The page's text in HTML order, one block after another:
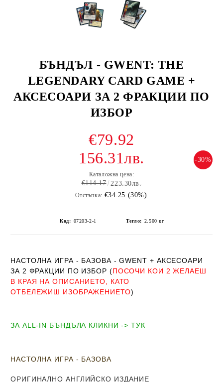
БЪНДЪЛ - GWENT: THE
LEGENDARY CARD GAME +
АКСЕСОАРИ ЗА 2 ФРАКЦИИ ПО
ИЗБОР
-30%
€79.92
156.31лв.
Каталожна цена:
€114.17 223.30лв.
Отстъпка: €34.25 (30%)
Код: 07203-2-1 Тегло: 2.500 кг
НАСТОЛНА ИГРА - БАЗОВА - GWENT + АКСЕСОАРИ
ЗА 2 ФРАКЦИИ ПО ИЗБОР (ПОСОЧИ КОИ 2 ЖЕЛАЕШ
В КРАЯ НА ОПИСАНИЕТО, КАТО
ОТБЕЛЕЖИШ ИЗОБРАЖЕНИЕТО)
ЗА ALL-IN БЪНДЪЛА КЛИКНИ -> ТУК
НАСТОЛНА ИГРА - БАЗОВА
ОРИГИНАЛНО АНГЛИЙСКО ИЗДАНИЕ